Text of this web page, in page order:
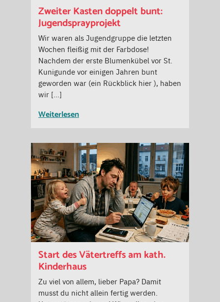
Zweiter Kasten doppelt bunt:
Jugendsprayprojekt
Wir waren als Jugendgruppe die letzten
Wochen fleißig mit der Farbdose!
Nachdem der erste Blumenkübel vor St.
Kunigunde vor einigen Jahren bunt
geworden war (ein Rückblick hier ), haben
wir […]
Weiterlesen
Start des Vätertreffs am kath.
Kinderhaus
Zu viel von allem, lieber Papa? Damit
musst du nicht allein fertig werden.